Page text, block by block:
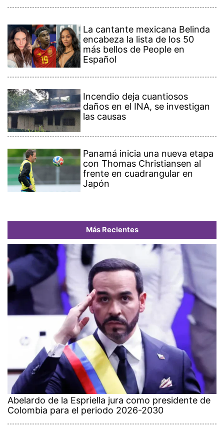
La cantante mexicana Belinda
encabeza la lista de los 50
más bellos de People en
Español
Incendio deja cuantiosos
daños en el INA, se investigan
las causas
Panamá inicia una nueva etapa
con Thomas Christiansen al
frente en cuadrangular en
Japón
Más Recientes
Abelardo de la Espriella jura como presidente de
Colombia para el periodo 2026-2030